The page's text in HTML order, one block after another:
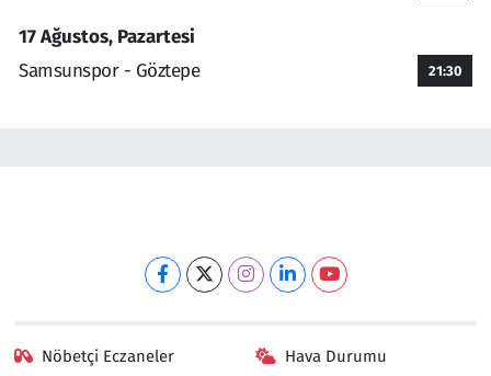
17 Ağustos, Pazartesi
Samsunspor - Göztepe
21:30
Nöbetçi Eczaneler Hava Durumu